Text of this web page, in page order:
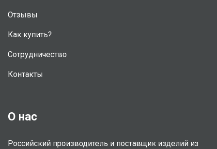
Отзывы
Как купить?
Сотрудничество
Контакты
О нас
Российский производитель и поставщик изделий из